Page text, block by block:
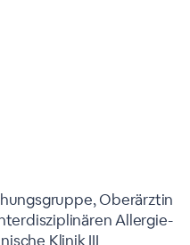
Oberärztin
Allergie-
Klinik III